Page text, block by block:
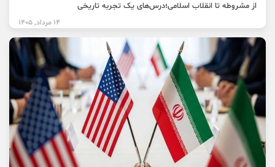
از مشروطه تا انقلاب اسلامی؛درس‌های یک تجربه تاریخی
14 مرداد, 1405